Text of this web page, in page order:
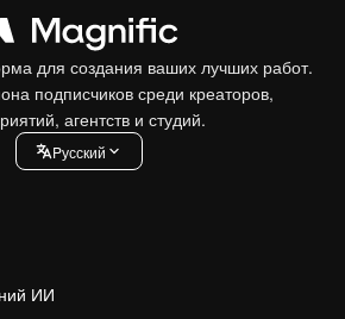
для создания ваших лучших работ.
подписчиков среди креаторов,
агентств и студий.
Pусский
ИИ